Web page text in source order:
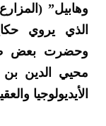
وهابيل”
الذي يروي
وحضرت بعض
محيي الدين
الأيديولوجيا